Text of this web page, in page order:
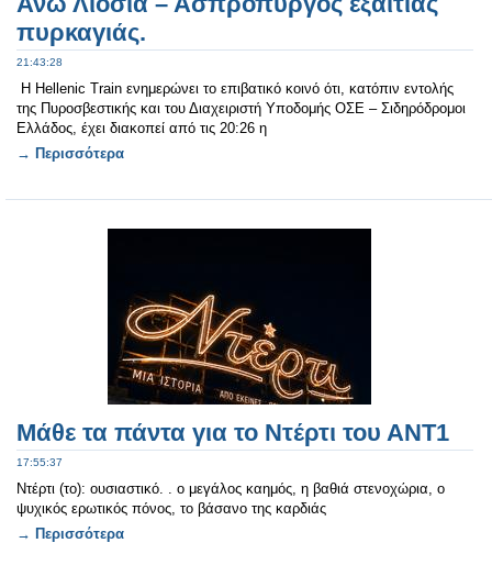
πυρκαγιάς.
21:43:28
Η Hellenic Train ενημερώνει το επιβατικό κοινό ότι, κατόπιν εντολής
της Πυροσβεστικής και του Διαχειριστή Υποδομής ΟΣΕ – Σιδηρόδρομοι
Ελλάδος, έχει διακοπεί από τις 20:26 η
→ Περισσότερα
Μάθε τα πάντα για το Ντέρτι του ΑΝΤ1
17:55:37
Ντέρτι (το): ουσιαστικό. . ο μεγάλος καημός, η βαθιά στενοχώρια, ο
ψυχικός ερωτικός πόνος, το βάσανο της καρδιάς
→ Περισσότερα